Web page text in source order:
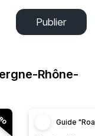
Publier
Rhône-
Guide